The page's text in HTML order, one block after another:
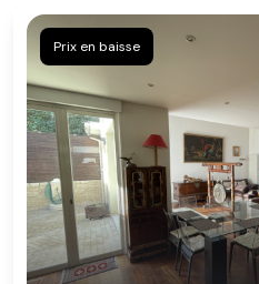
Prix en baisse